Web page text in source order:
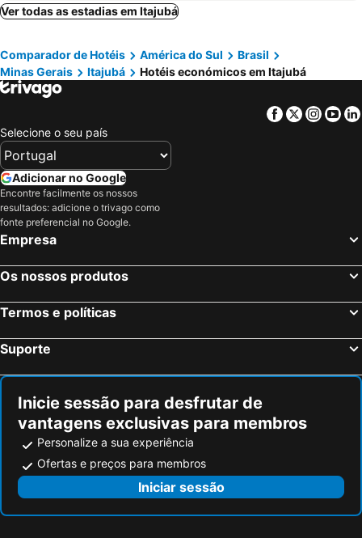
Ver todas as estadias em Itajubá
Comparador de Hotéis América do Sul
Brasil
Minas Gerais
Itajubá Hotéis económicos em Itajubá
Facebook
Twitter
Selecione o seu país
Adicionar no Google
Encontre facilmente os nossos
resultados: adicione o trivago como
fonte preferencial no Google.
Empresa
Os nossos produtos
Termos e políticas
Suporte
Inicie sessão para desfrutar de
vantagens exclusivas para membros
Personalize a sua experiência
Ofertas e preços para membros
Iniciar sessão